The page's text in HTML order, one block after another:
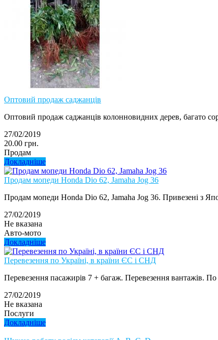
Оптовий продаж саджанців
Оптовий продаж саджанців колонновидних дерев, багато
27/02/2019
20.00 грн.
Продам
Докладніше
Продам мопеди Honda Dio 62, Jamaha Jog 36
Продам мопеди Honda Dio 62, Jamaha Jog 36. Привезені з
27/02/2019
Не вказана
Авто-мото
Докладніше
Перевезення по Україні, в країни ЄС і СНД
Перевезення пасажирів 7 + багаж. Перевезення вантажів.
27/02/2019
Не вказана
Послуги
Докладніше